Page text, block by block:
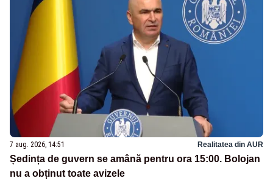
7 aug. 2026, 14:51 Realitatea din AUR
Ședința de guvern se amână pentru ora 15:00. Bolojan
nu a obținut toate avizele